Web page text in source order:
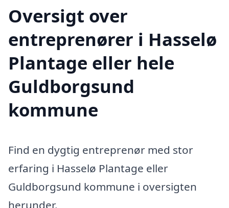
Oversigt over
entreprenører i Hasselø
Plantage eller hele
Guldborgsund
kommune
Find en dygtig entreprenør med stor
erfaring i Hasselø Plantage eller
Guldborgsund kommune i oversigten
herunder.